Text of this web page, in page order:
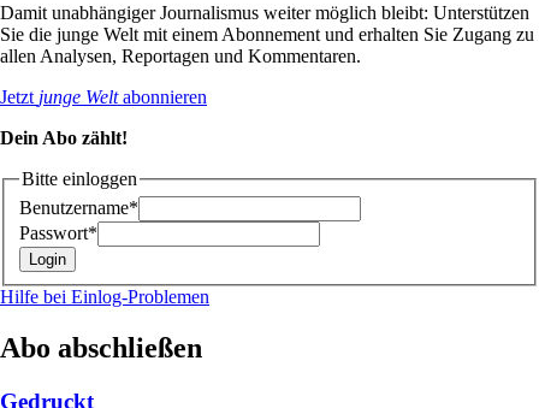
Damit unabhängiger Journalismus weiter möglich bleibt: Unterstützen
Sie die junge Welt mit einem Abonnement und erhalten Sie Zugang zu
allen Analysen, Reportagen und Kommentaren.
Jetzt junge Weltabonnieren
Dein Abo zählt!
Bitte einloggen
Benutzername*
Passwort*
Hilfe bei Einlog-Problemen
Abo abschließen
Gedruckt